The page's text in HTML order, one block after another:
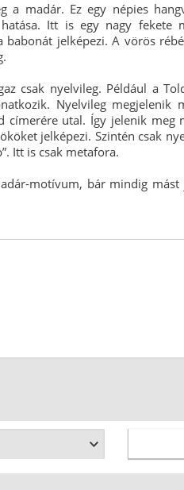
a madár. Ez egy népies
Itt is egy nagy fekete
jelképezi. A vörös
csak nyelvileg. Például a
Nyelvileg megjelenik
címerére utal. Így jelenik meg
jelképezi. Szintén csak
Itt is csak metafora.
motívum, bár mindig mást